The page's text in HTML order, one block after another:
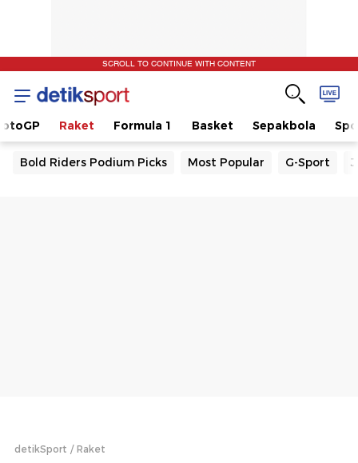
SCROLL TO CONTINUE WITH CONTENT
Raket Formula 1 Basket Sepakbola
Bold Riders Podium Picks Most Popular G-Sport
detikSport Raket